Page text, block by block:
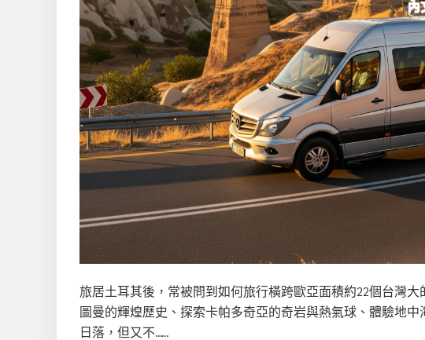
旅居土耳其後，常被問到如何旅行橫跨歐亞面積約22個台灣
圖曼的輝煌歷史、探索卡帕多奇亞的奇岩與熱氣球、體驗地
日落，但又不……